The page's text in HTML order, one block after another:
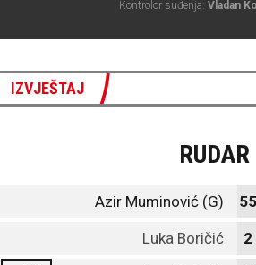
Kontrolor suđenja: Vladan
IZVJEŠTAJ
RUDAR
Azir Muminović (G) 55
Luka Boričić 2